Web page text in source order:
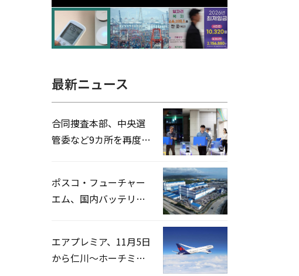
高更新の可能性に需給対応体制を点
検
最新ニュース
合同捜査本部、中央選
管委など9カ所を再度家
ポスコ・フューチャー
エム、国内バッテリー
エアプレミア、11月5日
から仁川〜ホーチミン